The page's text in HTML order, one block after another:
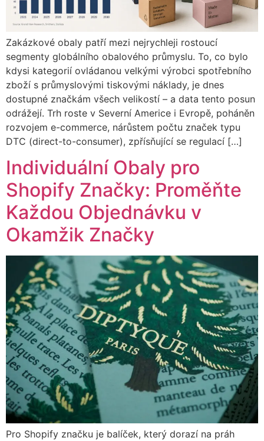
Zakázkové obaly patří mezi nejrychleji rostoucí
segmenty globálního obalového průmyslu. To, co bylo
kdysi kategorií ovládanou velkými výrobci spotřebního
zboží s průmyslovými tiskovými náklady, je dnes
dostupné značkám všech velikostí – a data tento posun
odrážejí. Trh roste v Severní Americe i Evropě, poháněn
rozvojem e-commerce, nárůstem počtu značek typu
DTC (direct-to-consumer), zpřísňující se regulací […]
Individuální Obaly pro
Shopify Značky: Proměňte
Každou Objednávku v
Okamžik Značky
Pro Shopify značku je balíček, který dorazí na práh